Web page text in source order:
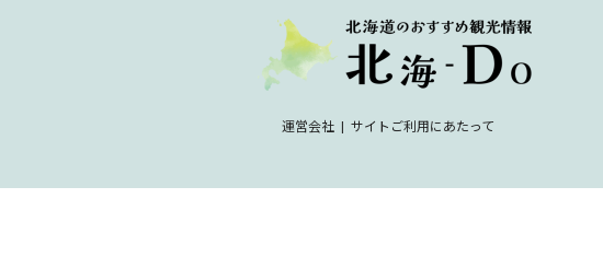
運営会社 サイトご利用にあたって